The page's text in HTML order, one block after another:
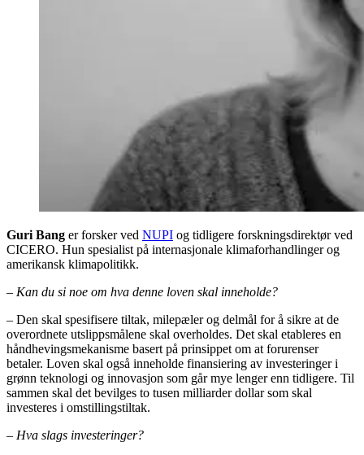
Guri Bang er forsker ved NUPI og tidligere forskningsdirektør ved
CICERO. Hun spesialist på internasjonale klimaforhandlinger og
amerikansk klimapolitikk.
– Kan du si noe om hva denne loven skal inneholde?
– Den skal spesifisere tiltak, milepæler og delmål for å sikre at de
overordnete utslippsmålene skal overholdes. Det skal etableres en
håndhevingsmekanisme basert på prinsippet om at forurenser
betaler. Loven skal også inneholde finansiering av investeringer i
grønn teknologi og innovasjon som går mye lenger enn tidligere. Til
sammen skal det bevilges to tusen milliarder dollar som skal
investeres i omstillingstiltak.
– Hva slags investeringer?